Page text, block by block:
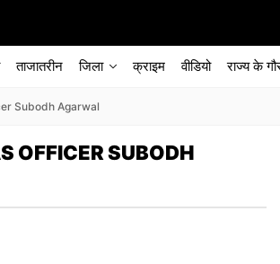
ताजातरीन जिला क्राइम वीडियो राज्‍य के
Subodh Agarwal
OFFICER SUBODH